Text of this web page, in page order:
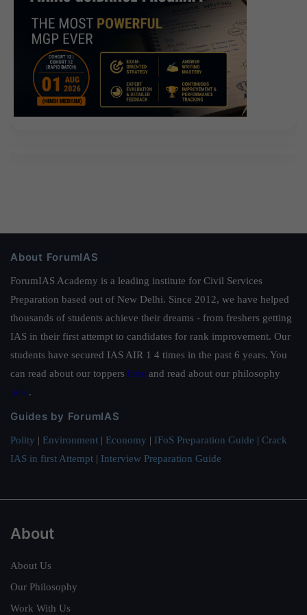
About ForumIAS
ForumIAS Academy is a leading institute for Civil Services
Preparation based out of New Delhi. Since 2012, we have helped
thousands of students achieve their dreams - from freshers getting
IAS in their first attempt to candidates for rank improvement. Our
students have secured IAS AIR 1 4 times in the past 6 years. You
can read about our toppers here and read about our philosophy
here.
Guides by ForumIAS
Polity | Environment | Economy | IFoS Preparation Guide | Crack
IAS in first Attempt | Interview Preparation Guide
About
About Us
Our Philosophy
Work With Us